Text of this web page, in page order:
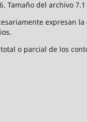
Tamaño del archivo 7.1
expresan
o parcial de los